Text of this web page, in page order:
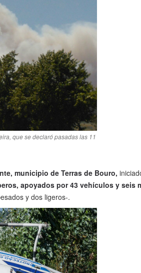
que se declaró pasadas las 11
municipio de Terras de Bouro,
apoyados por 43 vehículos y seis
​​y dos ligeros-.